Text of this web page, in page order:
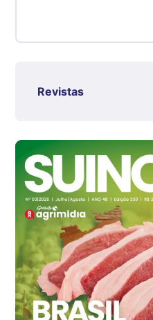
Ovo Branco - Regional
cx
Ovo Branco - Regional
Branco
R$ 145,34
cx
Ovo Vermelho - Regional
Grande São Paulo (SP)
R$ 155,59
cx
Ovo Vermelho - Regional
Revistas